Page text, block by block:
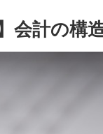
会計の構